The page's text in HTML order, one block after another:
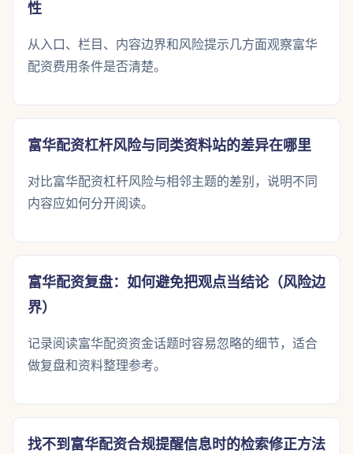
性
从入口、栏目、内容边界和风险提示几方面观察富华
配资费用条件是否清楚。
富华配资杠杆风险与同类资料站的差异在哪里
对比富华配资杠杆风险与相邻主题的差别，说明不同
内容应如何分开阅读。
富华配资复盘：如何避免把观点当结论（风险边
界）
记录阅读富华配资资金话题时容易忽略的细节，适合
做复盘和资料整理参考。
找不到富华配资合规提醒信息时的检索修正方法